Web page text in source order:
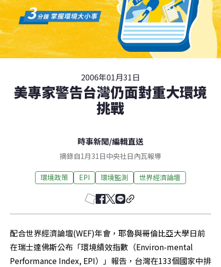
2006年01月31日
美專家警告台灣仍面對重大環境
挑戰
時事新聞/編輯直送
摘錄自1月31日中央社日內瓦報導
環境政策 EPI 環境監測 世界經濟論壇
配合世界經濟論壇(WEF)年會，耶魯與哥倫比亞大學日前
在瑞士達佛斯公布「環境績效指數（Environ-mental
Performance Index, EPI）」報告，台灣在133個國家中排